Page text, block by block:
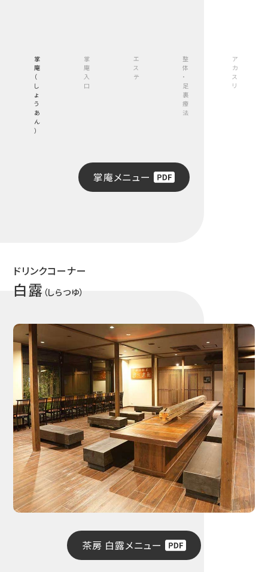
掌
庵
（
し
ょ
う
あ
ん
）
掌
庵
入
口
エ
ス
テ
整
体
・
足
裏
療
法
ア
カ
ス
リ
掌庵メニュー
ドリンクコーナー
白露 （しらつゆ）
茶房 白露メニュー